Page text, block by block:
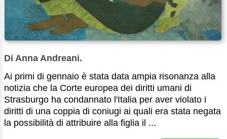
Di Anna Andreani.
Ai primi di gennaio è stata data ampia risonanza alla
notizia che la Corte europea dei diritti umani di
Strasburgo ha condannato l'Italia per aver violato i
diritti di una coppia di coniugi ai quali era stata negata
la possibilità di attribuire alla figlia il ...